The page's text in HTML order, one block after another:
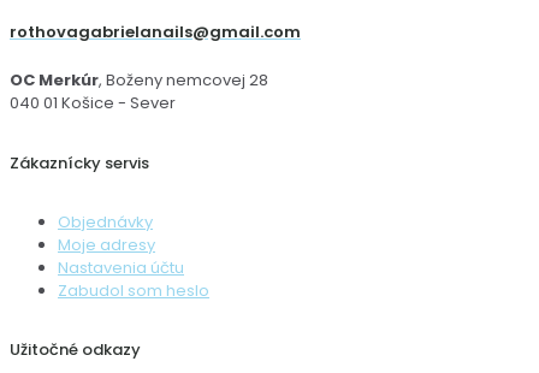
rothovagabrielanails@gmail.com
OC Merkúr, Boženy nemcovej 28
040 01 Košice - Sever
Zákaznícky servis
Objednávky
Moje adresy
Nastavenia účtu
Zabudol som heslo
Užitočné odkazy